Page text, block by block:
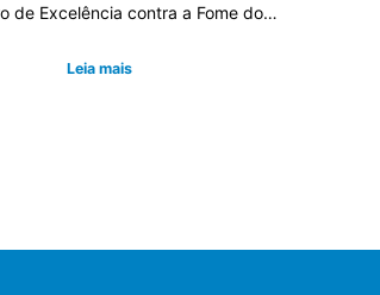
de Excelência contra a Fome do…
Leia mais